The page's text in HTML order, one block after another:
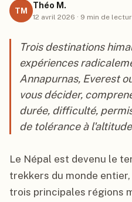
TM
Théo M.
12 avril 2026 · 9 min de
Trois destinations
expériences
Annapurnas, Everest
vous décider,
durée, difficulté,
de tolérance à
Le Népal est devenu le
trekkers du monde
trois principales régions